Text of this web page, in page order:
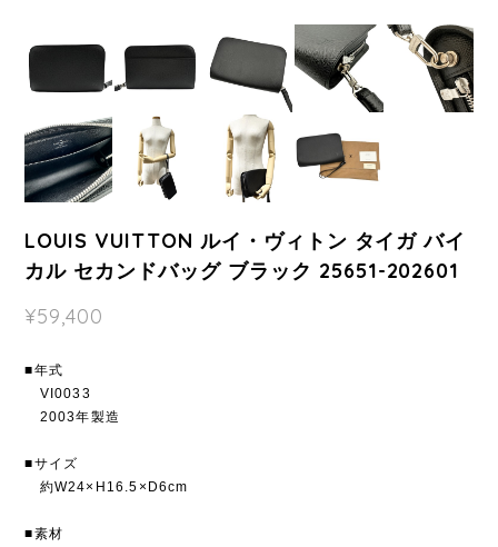
LOUIS VUITTON ルイ・ヴィトン タイガ バイ
カル セカンドバッグ ブラック 25651-202601
¥59,400
■年式
VI0033
2003年製造
■サイズ
約W24×H16.5×D6cm
■素材